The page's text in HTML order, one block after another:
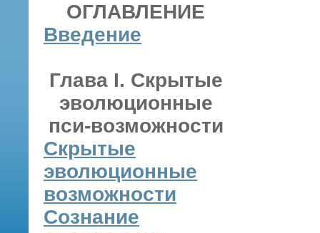
ОГЛАВЛЕНИЕ
Введение
Глава I. Скрытые
эволюционные
пси-возможности
Скрытые
эволюционные
возможности
Сознание